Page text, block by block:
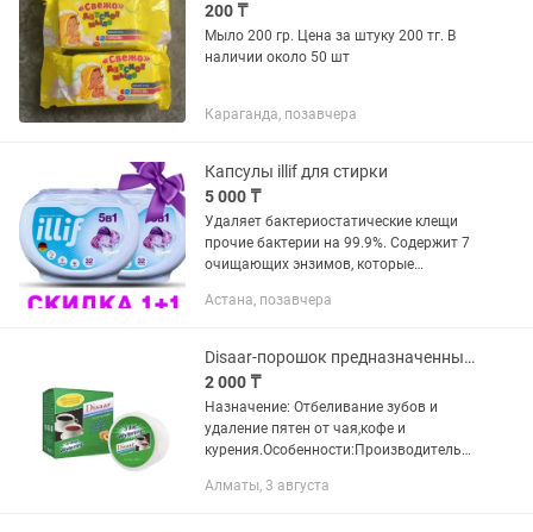
200 ₸
Мыло 200 гр. Цена за штуку 200 тг. В
наличии около 50 шт
Караганда, позавчера
Капсулы illif для стирки
5 000 ₸
Удаляет бактериостатические клещи
прочие бактерии на 99.9%. Содержит 7
очищающих энзимов, которые
загрязнения в 8 раз. Защитная
Астана, позавчера
Disaar-порошок предназначенный для удаления пятен от чая и кофе.
2 000 ₸
Назначение: Отбеливание зубов и
удаление пятен от чая,кофе и
курения.Особенности:Производитель
3дня использования.
Алматы, 3 августа